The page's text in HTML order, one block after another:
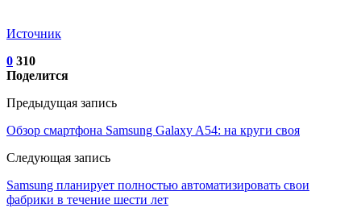
Источник
0 310
Поделится
Предыдущая запись
Обзор смартфона Samsung Galaxy A54: на круги своя
Следующая запись
Samsung планирует полностью автоматизировать свои
фабрики в течение шести лет